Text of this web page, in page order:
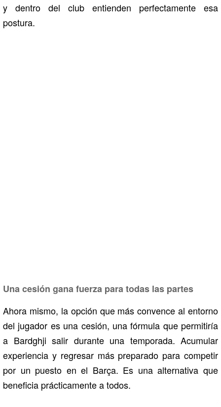
y dentro del club entienden perfectamente esa
postura.
Una cesión gana fuerza para todas las partes
Ahora mismo, la opción que más convence al entorno
del jugador es una cesión, una fórmula que permitiría
a Bardghji salir durante una temporada. Acumular
experiencia y regresar más preparado para competir
por un puesto en el Barça. Es una alternativa que
beneficia prácticamente a todos.